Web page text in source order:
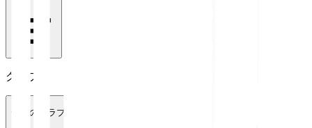
クラブ
全てのクラブ